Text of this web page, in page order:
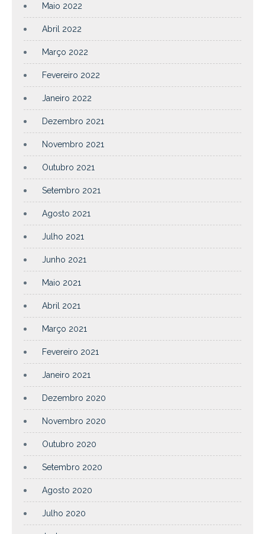
Maio 2022
Abril 2022
Março 2022
Fevereiro 2022
Janeiro 2022
Dezembro 2021
Novembro 2021
Outubro 2021
Setembro 2021
Agosto 2021
Julho 2021
Junho 2021
Maio 2021
Abril 2021
Março 2021
Fevereiro 2021
Janeiro 2021
Dezembro 2020
Novembro 2020
Outubro 2020
Setembro 2020
Agosto 2020
Julho 2020